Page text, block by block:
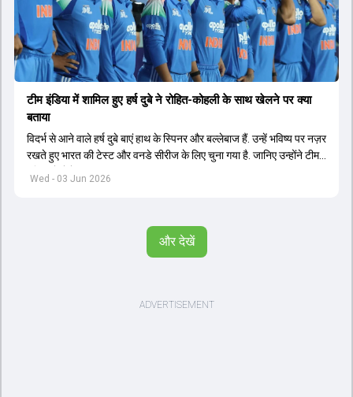
Wed - 03 Jun 2026
टीम इंडिया में शामिल हुए हर्ष दुबे ने रोहित-कोहली के साथ खेलने पर क्या
बताया
विदर्भ से आने वाले हर्ष दुबे बाएं हाथ के स्पिनर और बल्लेबाज हैं. उन्हें भविष्य पर नज़र
रखते हुए भारत की टेस्ट और वनडे सीरीज के लिए चुना गया है. जानिए उन्होंने टीम
इंडिया में सेलेक्शन पर क्या कहा.
और देखें